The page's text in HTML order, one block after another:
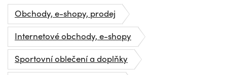
Obchody, e-shopy, prodej
Internetové obchody, e-shopy
Sportovní oblečení a doplňky